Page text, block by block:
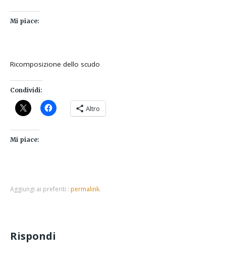
Mi piace:
Ricomposizione dello scudo
Condividi:
Altro
Mi piace:
Aggiungi ai preferiti : permalink.
Rispondi